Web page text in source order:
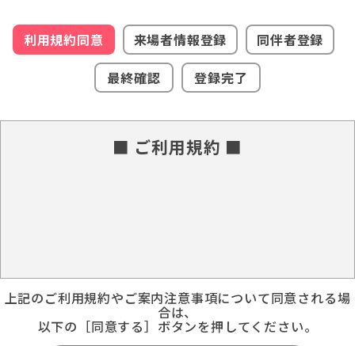
利用規約同意 来場者情報登録
同伴者登録
最終確認
登録完了
■ ご利用規約 ■
上記のご利用規約やご案内注意事項について同意される場
合は、
以下の［同意する］ボタンを押してください。